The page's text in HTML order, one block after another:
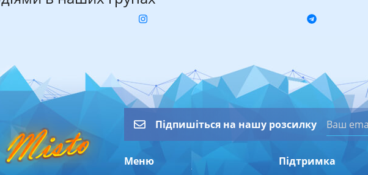
Підпишіться на нашу розсилку
Меню Підтримка